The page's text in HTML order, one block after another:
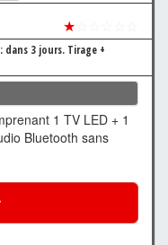
★
dans 3 jours. Tirage +
1 TV LED + 1
Bluetooth sans